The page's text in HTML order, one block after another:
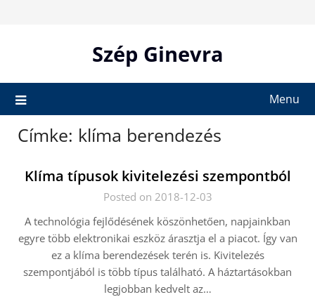
Szép Ginevra
Menu
Címke: klíma berendezés
Klíma típusok kivitelezési szempontból
Posted on 2018-12-03
A technológia fejlődésének köszönhetően, napjainkban
egyre több elektronikai eszköz árasztja el a piacot. Így van
ez a klíma berendezések terén is. Kivitelezés
szempontjából is több típus található. A háztartásokban
legjobban kedvelt az…